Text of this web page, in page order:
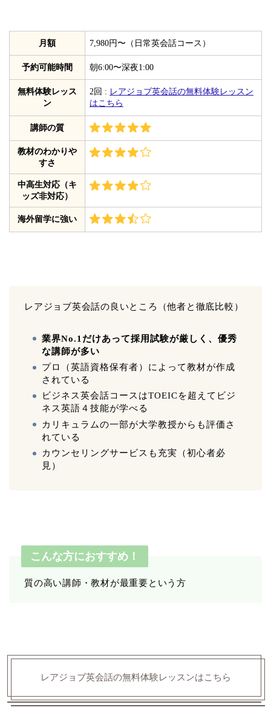
月額 7,980円〜（日常英会話コース）
予約可能時間 朝6:00〜深夜1:00
無料体験レッス
ン
2回 : レアジョブ英会話の無料体験レッスン
はこちら
講師の質
教材のわかりや
すさ
中高生対応（キ
ッズ非対応）
海外留学に強い
レアジョブ英会話の良いところ（他者と徹底比較）
業界No.1だけあって採用試験が厳しく、優秀
な講師が多い
プロ（英語資格保有者）によって教材が作成
されている
ビジネス英会話コースはTOEICを超えてビジ
ネス英語４技能が学べる
カリキュラムの一部が大学教授からも評価さ
れている
カウンセリングサービスも充実（初心者必
見）
こんな方におすすめ！
質の高い講師・教材が最重要という方
レアジョブ英会話の無料体験レッスンはこちら